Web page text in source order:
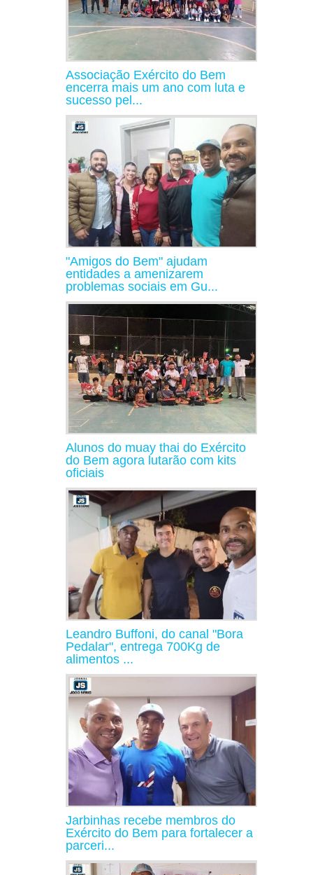
Associação Exército do Bem
encerra mais um ano com luta e
sucesso pel...
"Amigos do Bem" ajudam
entidades a amenizarem
problemas sociais em Gu...
Alunos do muay thai do Exército
do Bem agora lutarão com kits
oficiais
Leandro Buffoni, do canal "Bora
Pedalar", entrega 700Kg de
alimentos ...
Jarbinhas recebe membros do
Exército do Bem para fortalecer a
parceri...